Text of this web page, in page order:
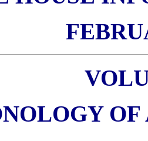
OF